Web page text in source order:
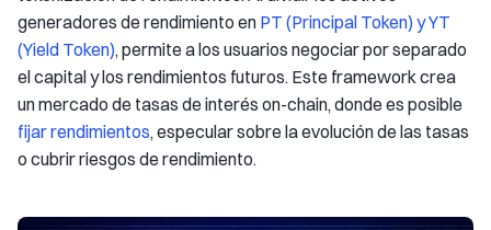
generadores de rendimiento en PT (Principal Token) y YT
(Yield Token), permite a los usuarios negociar por separado
el capital y los rendimientos futuros. Este framework crea
un mercado de tasas de interés on-chain, donde es posible
fijar rendimientos, especular sobre la evolución de las tasas
o cubrir riesgos de rendimiento.